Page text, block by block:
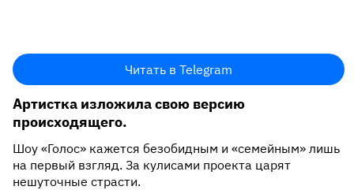
Читать в Telegram
Артистка изложила свою версию
происходящего.
Шоу «Голос» кажется безобидным и «семейным» лишь
на первый взгляд. За кулисами проекта царят
нешуточные страсти.